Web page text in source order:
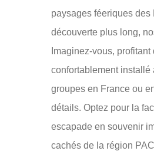
paysages féeriques des
découverte plus long,
Imaginez-vous,
confortablement installé
groupes en France ou
détails. Optez pour la
escapade en souvenir
cachés de la région